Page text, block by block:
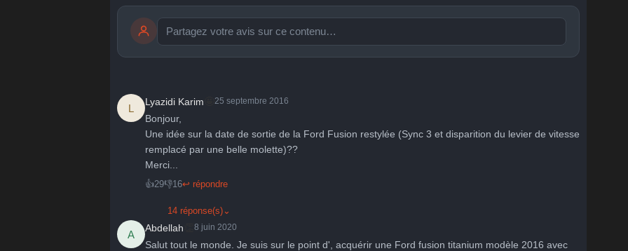
🤩 👏 😄
publication immédiate Publier
L
Lyazidi Karim 25 septembre 2016
Bonjour,
Une idée sur la date de sortie de la Ford Fusion restylée (Sync 3 et disparition du levier de vitesse
remplacé par une belle molette)??
Merci...
👍29👎16↩ répondre
14 réponse(s) ⌄
A
Abdellah 8 juin 2020
Salut tout le monde. Je suis sur le point d', acquérir une Ford fusion titanium modèle 2016 avec